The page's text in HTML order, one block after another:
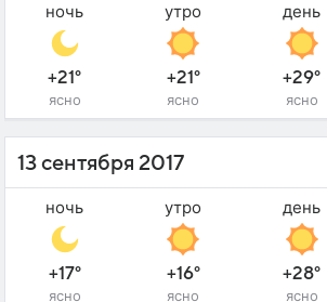
ночь
+21°
ясно
утро
+21°
ясно
день
+29°
ясно
13 сентября 2017
ночь
+17°
ясно
утро
+16°
ясно
день
+28°
ясно